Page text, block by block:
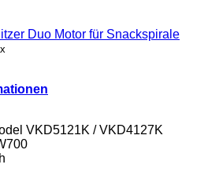
Duo Motor für Snackspirale
VKD5121K / VKD4127K